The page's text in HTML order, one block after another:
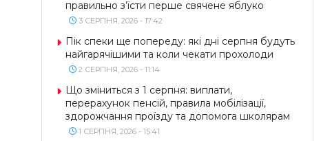
правильно з’їсти перше свячене яблуко
3 СЕРПНЯ, 2026 - 17:42
Пік спеки ще попереду: які дні серпня будуть
найгарячішими та коли чекати прохолоди
2 СЕРПНЯ, 2026 - 11:14
Що зміниться з 1 серпня: виплати,
перерахунок пенсій, правила мобілізації,
здорожчання проїзду та допомога школярам
1 СЕРПНЯ, 2026 - 15:41